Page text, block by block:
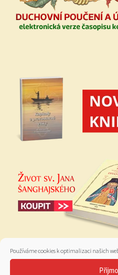
Používáme cookies k optimalizaci našich